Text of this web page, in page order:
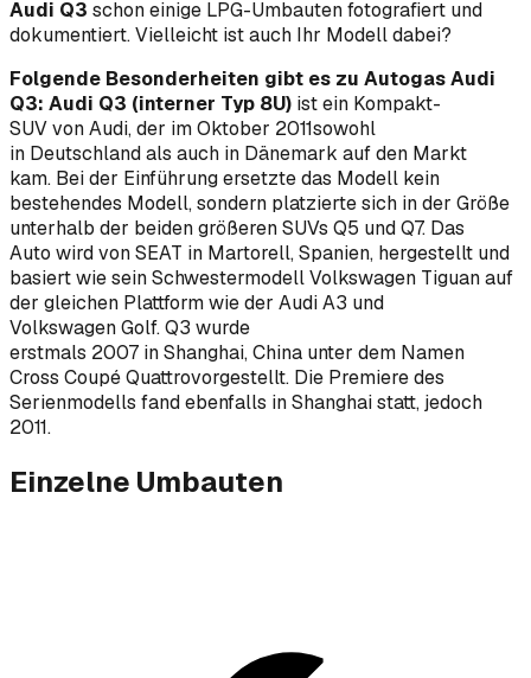
Audi Q3 schon einige LPG-Umbauten fotografiert und
dokumentiert. Vielleicht ist auch Ihr Modell dabei?
Folgende Besonderheiten gibt es zu Autogas Audi
Q3: Audi Q3 (interner Typ 8U) ist ein Kompakt-
SUV von Audi, der im Oktober 2011sowohl
in Deutschland als auch in Dänemark auf den Markt
kam. Bei der Einführung ersetzte das Modell kein
bestehendes Modell, sondern platzierte sich in der Größe
unterhalb der beiden größeren SUVs Q5 und Q7. Das
Auto wird von SEAT in Martorell, Spanien, hergestellt und
basiert wie sein Schwestermodell Volkswagen Tiguan auf
der gleichen Plattform wie der Audi A3 und
Volkswagen Golf. Q3 wurde
erstmals 2007 in Shanghai, China unter dem Namen
Cross Coupé Quattrovorgestellt. Die Premiere des
Serienmodells fand ebenfalls in Shanghai statt, jedoch
2011.
Einzelne Umbauten